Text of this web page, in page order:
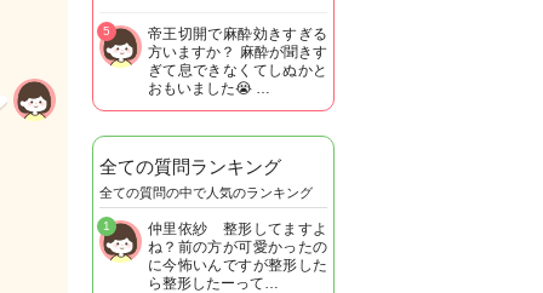
帝王切開で麻酔効きすぎる
方いますか？ 麻酔が聞きす
ぎて息できなくてしぬかと
おもいました😭 …
5
全ての質問ランキング
全ての質問の中で人気のランキング
仲里依紗 整形してますよ
ね？前の方が可愛かったの
に今怖いんですが整形した
ら整形したーって…
1